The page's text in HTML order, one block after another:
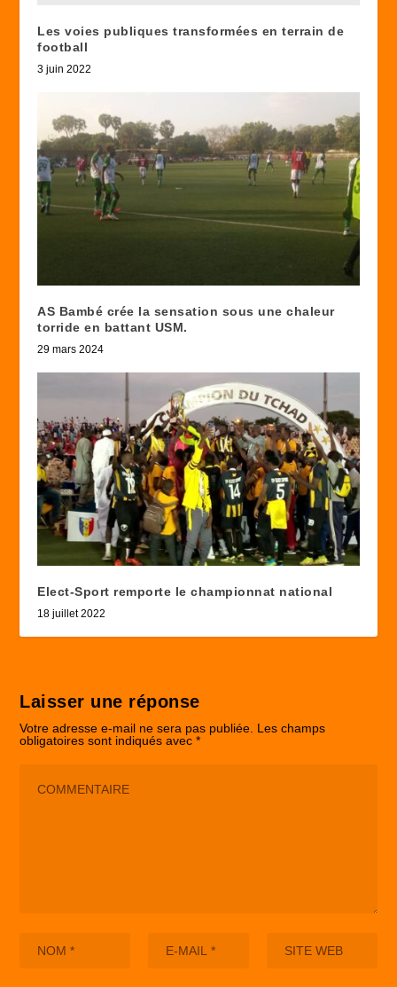
Les voies publiques transformées en terrain de
football
3 juin 2022
AS Bambé crée la sensation sous une chaleur
torride en battant USM.
29 mars 2024
Elect-Sport remporte le championnat national
18 juillet 2022
Laisser une réponse
Votre adresse e-mail ne sera pas publiée. Les champs
obligatoires sont indiqués avec*